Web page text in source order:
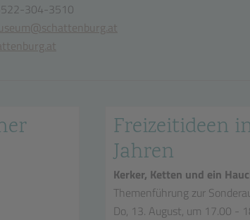
304-3510
Freizeitideen
Jahren
Kerker, Ketten und ein
Themenführung zur
Do, 13. August, um 17.00 -